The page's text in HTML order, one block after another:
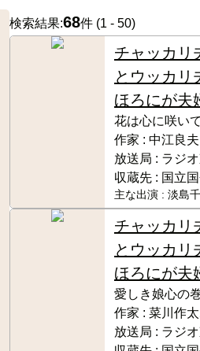
検索結果:68件 (1 - 50)
チャッカリ
とウッカリ
ほろにが夫
花は心に咲い
作家 : 中江良夫
放送局 : ラジ
収蔵先 : 国立
主な出演 : 淡島
チャッカリ
とウッカリ
ほろにが夫
愛しき娘心の
作家 : 菜川作
放送局 : ラジ